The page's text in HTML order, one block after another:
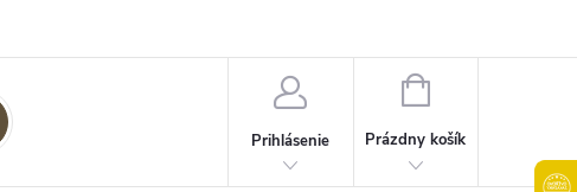
Prihlásenie
NÁKUPNÝ
Prázdny košík